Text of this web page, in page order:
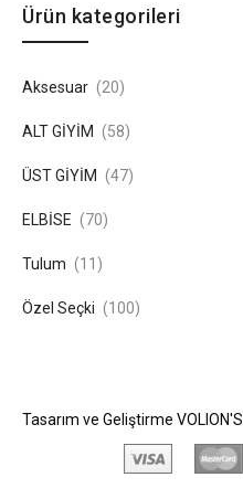
Ürün kategorileri
Aksesuar (20)
ALT GİYİM (58)
ÜST GİYİM (47)
ELBİSE (70)
Tulum (11)
Özel Seçki (100)
Tasarım ve Geliştirme VOLION'S